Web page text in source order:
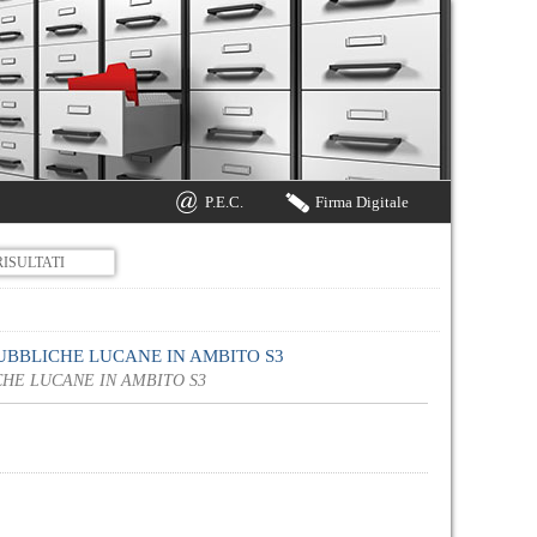
Firma Digitale
P.E.C.
LUCANE IN AMBITO S3
LUCANE IN AMBITO S3